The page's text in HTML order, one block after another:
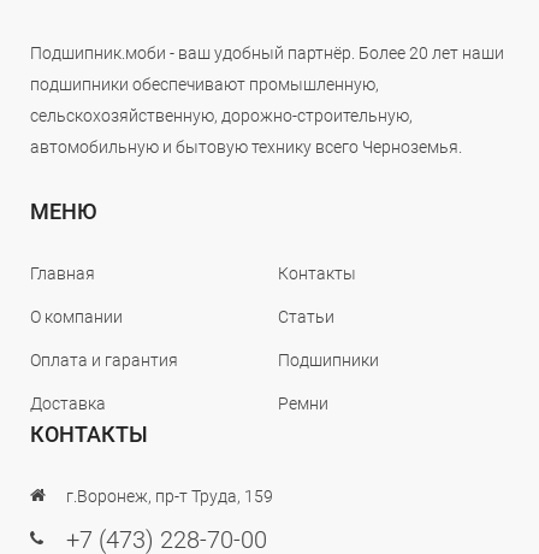
Подшипник.моби - ваш удобный партнёр. Более 20 лет наши
подшипники обеспечивают промышленную,
сельскохозяйственную, дорожно-строительную,
автомобильную и бытовую технику всего Черноземья.
МЕНЮ
Главная
О компании
Оплата и гарантия
Доставка
Контакты
Статьи
Подшипники
Ремни
КОНТАКТЫ
г.Воронеж, пр-т Труда, 159
+7 (473) 228-70-00